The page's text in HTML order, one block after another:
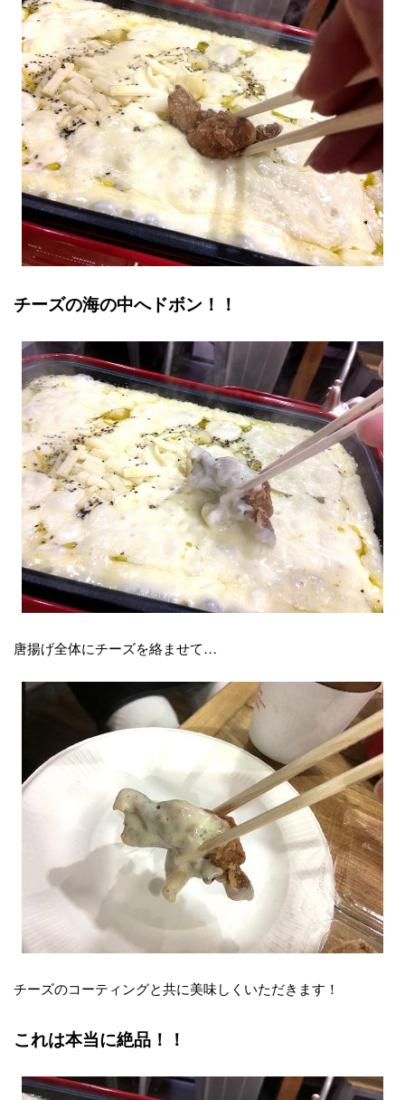
チーズの海の中へドボン！！
唐揚げ全体にチーズを絡ませて…
チーズのコーティングと共に美味しくいただきます！
これは本当に絶品！！